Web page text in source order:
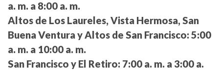
a. m. a 8:00 a. m.
Altos de Los Laureles, Vista Hermosa, San
Buena Ventura y Altos de San Francisco: 5:00
a. m. a 10:00 a. m.
San Francisco y El Retiro: 7:00 a. m. a 3:00 a.